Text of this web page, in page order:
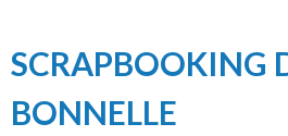
SCRAPBOOKING
BONNELLE